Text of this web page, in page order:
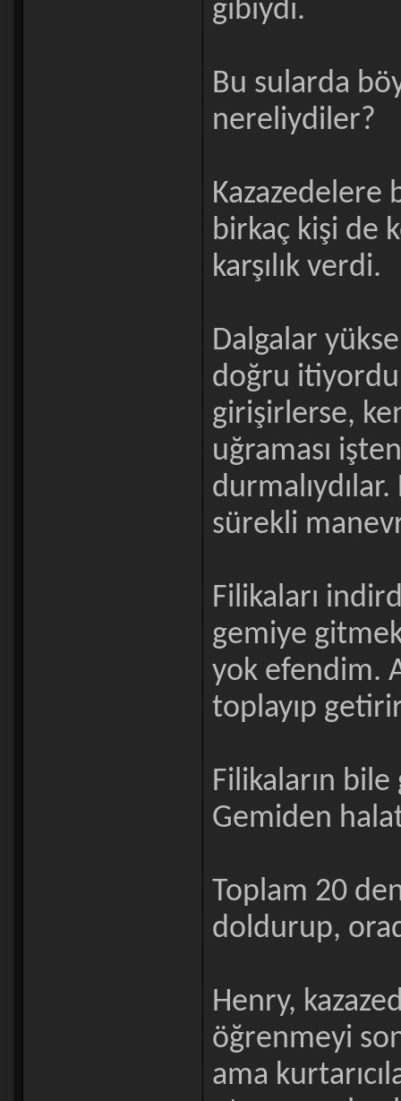
gibiydi.
Bu sularda
nereliydiler?
Kazazedelere
birkaç kişi de
karşılık verdi.
Dalgalar
doğru
girişirlerse,
uğraması
sürekli
Filikaları
gemiye
yok efendim.
toplayıp
Filikaların
Gemiden
Toplam 20
doldurup,
Henry,
öğrenmeyi
ama